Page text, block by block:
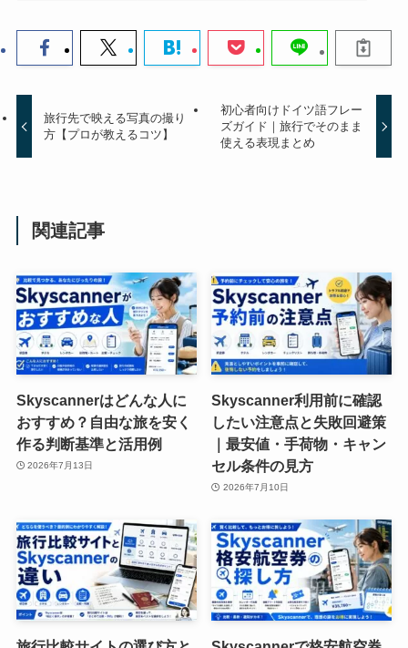
旅行先で映える写真の撮り
方【プロが教えるコツ】
初心者向けドイツ語フレー
ズガイド｜旅行でそのまま
使える表現まとめ
関連記事
Skyscannerはどんな人に
おすすめ？自由な旅を安く
作る判断基準と活用例
2026年7月13日
Skyscanner利用前に確認
したい注意点と失敗回避策
｜最安値・手荷物・キャン
セル条件の見方
2026年7月10日